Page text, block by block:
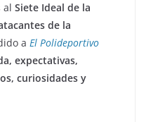
al Siete Ideal de la
de la
a El Polideportivo
expectativas,
curiosidades y